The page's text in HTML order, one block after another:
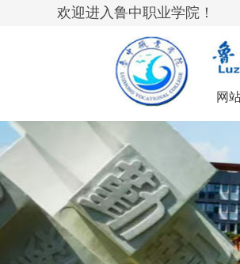
欢迎进入鲁中职业学院！
网